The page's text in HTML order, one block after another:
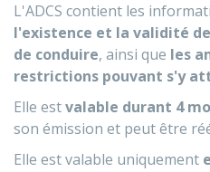
L'ADCS contient les
l'existence et la validité
de conduire, ainsi que les
restrictions pouvant s'y
Elle estvalable durant 4
son émission et peut être
Elle est valable uniquement